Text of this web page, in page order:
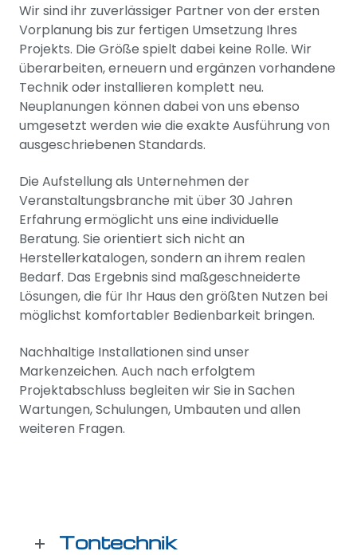
Wir sind ihr zuverlässiger Partner von der ersten
Vorplanung bis zur fertigen Umsetzung Ihres
Projekts. Die Größe spielt dabei keine Rolle. Wir
überarbeiten, erneuern und ergänzen vorhandene
Technik oder installieren komplett neu.
Neuplanungen können dabei von uns ebenso
umgesetzt werden wie die exakte Ausführung von
ausgeschriebenen Standards.
Die Aufstellung als Unternehmen der
Veranstaltungsbranche mit über 30 Jahren
Erfahrung ermöglicht uns eine individuelle
Beratung. Sie orientiert sich nicht an
Herstellerkatalogen, sondern an ihrem realen
Bedarf. Das Ergebnis sind maßgeschneiderte
Lösungen, die für Ihr Haus den größten Nutzen bei
möglichst komfortabler Bedienbarkeit bringen.
Nachhaltige Installationen sind unser
Markenzeichen. Auch nach erfolgtem
Projektabschluss begleiten wir Sie in Sachen
Wartungen, Schulungen, Umbauten und allen
weiteren Fragen.
Tontechnik